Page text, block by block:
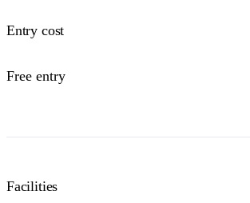
Entry cost
Free entry
Facilities